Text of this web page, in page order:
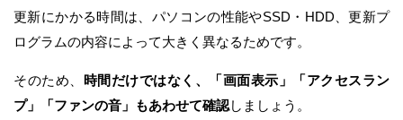
更新にかかる時間は、パソコンの性能やSSD・HDD、更新プ
ログラムの内容によって大きく異なるためです。
そのため、 時間だけではなく、「画面表示」「アクセスラン
プ」「ファンの音」もあわせて確認しましょう。